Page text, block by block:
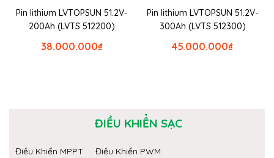
Pin lithium LVTOPSUN 51.2V-
200Ah (LVTS 512200)
₫
38.000.000
Pin lithium LVTOPSUN 51.2V-
300Ah (LVTS 512300)
₫
45.000.000
ĐIỀU KHIỂN SẠC
Điều Khiển MPPT Điều Khiển PWM